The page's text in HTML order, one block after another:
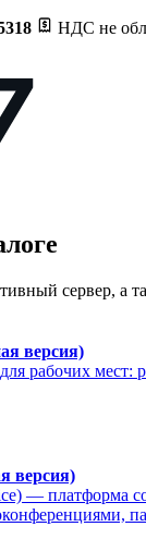
НДС не
сервер, а
версия)
рабочих мест:
версия)
— платформа